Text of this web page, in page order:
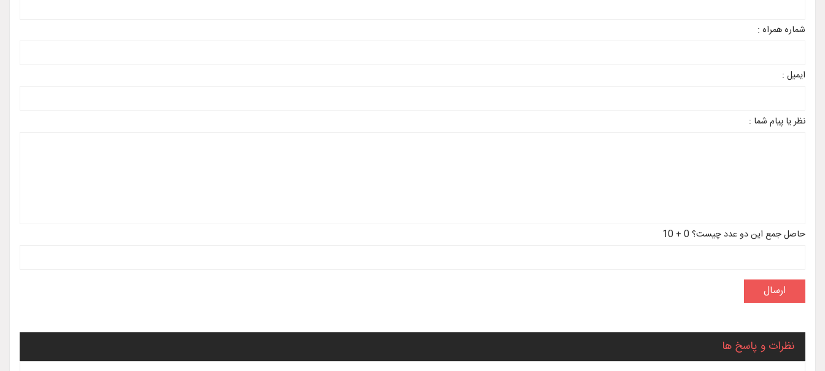
شماره همراه :
ایمیل :
نظر یا پیام شما :
حاصل جمع این دو عدد چیست؟ 0 + 10
نظرات و پاسخ ها